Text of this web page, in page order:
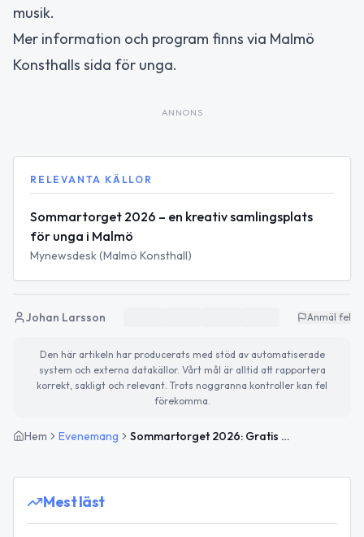
musik.
Mer information och program finns via Malmö
Konsthalls sida för unga.
ANNONS
RELEVANTA KÄLLOR
Sommartorget 2026 – en kreativ samlingsplats
för unga i Malmö
Mynewsdesk (Malmö Konsthall)
Johan Larsson Anmäl fel
Den här artikeln har producerats med stöd av automatiserade
system och externa datakällor. Vårt mål är alltid att rapportera
korrekt, sakligt och relevant. Trots noggranna kontroller kan fel
förekomma.
Hem Evenemang Sommartorget 2026: Gratis skapande för unga vid Malmö Konsthall i sommar
Mest läst